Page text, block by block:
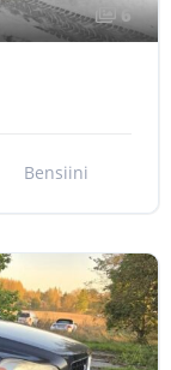
6
Bensiini